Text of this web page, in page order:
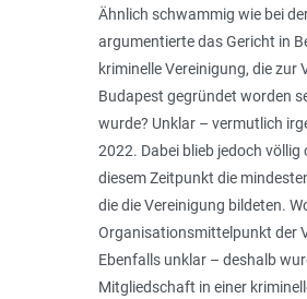
Ähnlich schwammig wie bei
argumentierte das Gericht in
kriminelle Vereinigung, die zur
Budapest gegründet worden
wurde? Unklar – vermutlich
2022. Dabei blieb jedoch völlig
diesem Zeitpunkt die
die die Vereinigung bildeten.
Organisationsmittelpunkt der
Ebenfalls unklar – deshalb
Mitgliedschaft in einer